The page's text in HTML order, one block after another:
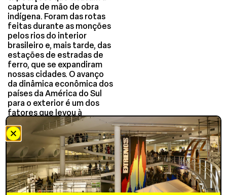
captura de mão de obra
indígena. Foram das rotas
feitas durante as monções
pelos rios do interior
brasileiro e, mais tarde, das
estações de estradas de
ferro, que se expandiram
nossas cidades. O avanço
da dinâmica econômica dos
países da América do Sul
para o exterior é um dos
fatores que levou à
formação de uniões
aduaneiras e de blocos de
organizações
intergovernamentais,
como a União das Nações
Sul Americanas (Unasul). A
partir da organização da
Unasul, surgiu a Iniciativa